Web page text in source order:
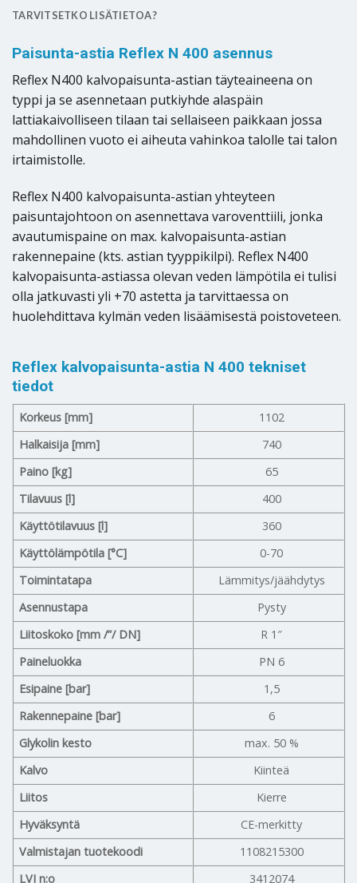
TARVITSETKO LISÄTIETOA?
Paisunta-astia Reflex N 400 asennus
Reflex N400 kalvopaisunta-astian täyteaineena on
typpi ja se asennetaan putkiyhde alaspäin
lattiakaivolliseen tilaan tai sellaiseen paikkaan jossa
mahdollinen vuoto ei aiheuta vahinkoa talolle tai talon
irtaimistolle.
Reflex N400 kalvopaisunta-astian yhteyteen
paisuntajohtoon on asennettava varoventtiili, jonka
avautumispaine on max. kalvopaisunta-astian
rakennepaine (kts. astian tyyppikilpi). Reflex N400
kalvopaisunta-astiassa olevan veden lämpötila ei tulisi
olla jatkuvasti yli +70 astetta ja tarvittaessa on
huolehdittava kylmän veden lisäämisestä poistoveteen.
Reflex kalvopaisunta-astia N 400 tekniset
tiedot
Korkeus [mm]
1102
Halkaisija [mm]
740
Paino [kg]
65
Tilavuus [l]
400
Käyttötilavuus [l]
360
Käyttölämpötila [°C]
0-70
Toimintatapa
Lämmitys/jäähdytys
Asennustapa
Pysty
Liitoskoko [mm /”/ DN]
R 1″
Paineluokka
PN 6
Esipaine [bar]
1,5
Rakennepaine [bar]
6
Glykolin kesto
max. 50 %
Kalvo
Kiinteä
Liitos
Kierre
Hyväksyntä
CE-merkitty
Valmistajan tuotekoodi
1108215300
LVI n:o
3412074